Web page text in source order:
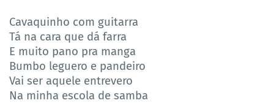
Cavaquinho com guitarra
Tá na cara que dá farra
E muito pano pra manga
Bumbo leguero e pandeiro
Vai ser aquele entrevero
Na minha escola de samba